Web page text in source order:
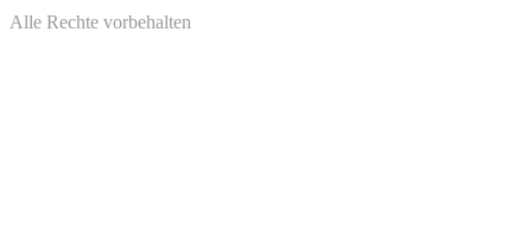
Alle Rechte vorbehalten